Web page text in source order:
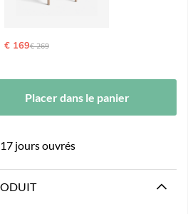
€ 169Ordinarie pris:
€ 269
Placer dans le panier
jours ouvrés